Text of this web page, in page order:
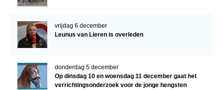
vrijdag 6 december
Leunus van Lieren is overleden
donderdag 5 december
Op dinsdag 10 en woensdag 11 december gaat het
verrichtingsonderzoek voor de jonge hengsten